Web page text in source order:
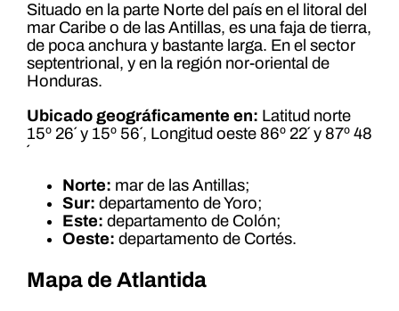
Situado en la parte Norte del país en el litoral del
mar Caribe o de las Antillas, es una faja de tierra,
de poca anchura y bastante larga. En el sector
septentrional, y en la región nor-oriental de
Honduras.
Ubicado geográficamente en: Latitud norte
15º 26´ y 15º 56´, Longitud oeste 86º 22´ y 87º 48
´
Norte: mar de las Antillas;
Sur: departamento de Yoro;
Este: departamento de Colón;
Oeste: departamento de Cortés.
Mapa de Atlantida